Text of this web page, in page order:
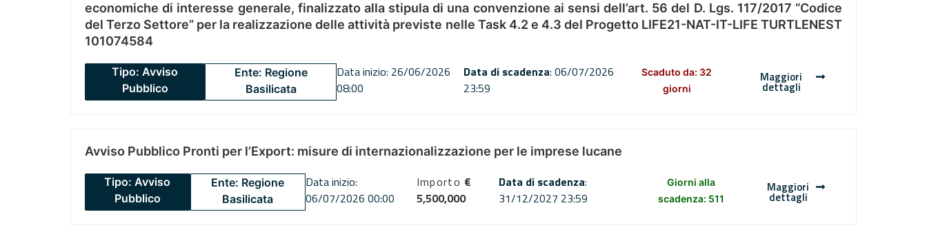
economiche di interesse generale, finalizzato alla stipula di una convenzione ai sensi dell’art. 56 del D. Lgs. 117/2017 “Codice
del Terzo Settore” per la realizzazione delle attività previste nelle Task 4.2 e 4.3 del Progetto LIFE21-NAT-IT-LIFE TURTLENEST
101074584
Tipo: Avviso
Pubblico
Ente: Regione
Basilicata
Data inizio: 26/06/2026
08:00
Data di scadenza: 06/07/2026
23:59
Scaduto da: 32
giorni
Maggiori
dettagli
Avviso Pubblico Pronti per l’Export: misure di internazionalizzazione per le imprese lucane
Tipo: Avviso
Pubblico
Ente: Regione
Basilicata
Data inizio:
06/07/2026 00:00
Importo €
5,500,000
Data di scadenza:
31/12/2027 23:59
Giorni alla
scadenza: 511
Maggiori
dettagli